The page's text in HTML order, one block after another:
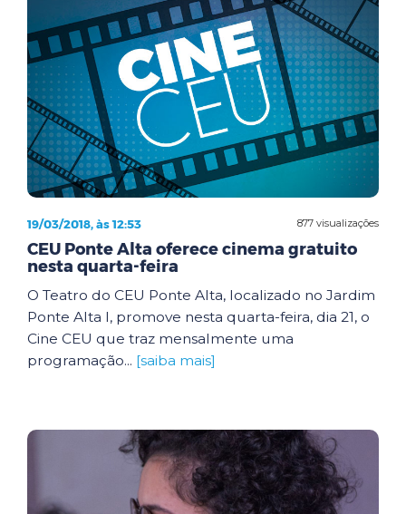
877 visualizações
19/03/2018, às 12:53
CEU Ponte Alta oferece cinema gratuito
nesta quarta-feira
O Teatro do CEU Ponte Alta, localizado no Jardim
Ponte Alta I, promove nesta quarta-feira, dia 21, o
Cine CEU que traz mensalmente uma
programação... [saiba mais]